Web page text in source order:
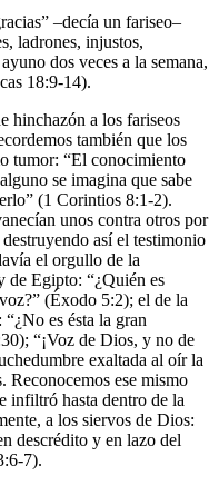
–decía un fariseo–
ladrones, injustos,
dos veces a la semana,
18:9-14).
hinchazón a los fariseos
también que los
tumor: “El conocimiento
se imagina que sabe
(1 Corintios 8:1-2).
unos contra otros por
así el testimonio
el orgullo de la
de Egipto: “¿Quién es
(Éxodo 5:2); el de la
es ésta la gran
“¡Voz de Dios, y no de
exaltada al oír la
Reconocemos ese mismo
infiltró hasta dentro de la
a los siervos de Dios:
descrédito y en lazo del
7).